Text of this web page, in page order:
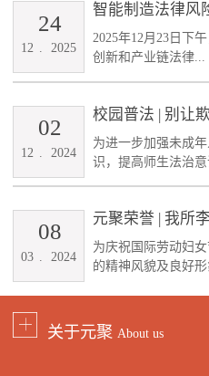
智能制造法律风
2025年12月23日下
创新和产业链法律...
12 . 2025
24
校园普法 | 别让
为进一步加强未成
识，提高师生法治意
12 2024
02
元聚荣誉 | 我所
为庆祝国际劳动妇
的精神风貌及良好形
03 2024
08
关于元聚 About us